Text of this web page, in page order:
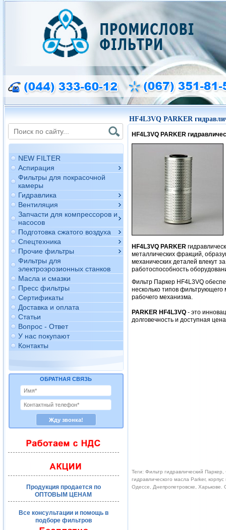
NEW FILTER
Аспирация
Фильтры для покрасочной
камеры
Гидравлика
Вентиляция
Запчасти для компрессоров и
насосов
Подготовка сжатого воздуха
Спецтехника
Прочие фильтры
Фильтры для
электроэрозионных станков
Масла и смазки
Пресс фильтры
Сертификаты
Доставка и оплата
Статьи
Вопрос - Ответ
У нас покупают
Контакты
ОБРАТНАЯ СВЯЗЬ
Продукция продается по
ОПТОВЫМ ЦЕНАМ
Все консультации и помощь в
подборе фильтров
HF4L3VQ PARKER
HF4L3VQ PARKER
HF4L3VQ PARKER
металлических фракций,
механических деталей влекут
работоспособность
Фильтр Паркер HF4L3VQ
несколько типов фильтрующего
рабочего механизма.
PARKER HF4L3VQ - это
долговечность и доступная
Теги: Фильтр гидравлический
гидравлического масла Parker,
Одессе, Днепропетровске,